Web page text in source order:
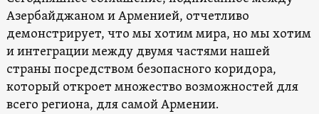
Азербайджаном и Арменией, отчетливо
демонстрирует, что мы хотим мира, но мы хотим
и интеграции между двумя частями нашей
страны посредством безопасного коридора,
который откроет множество возможностей для
всего региона, для самой Армении.